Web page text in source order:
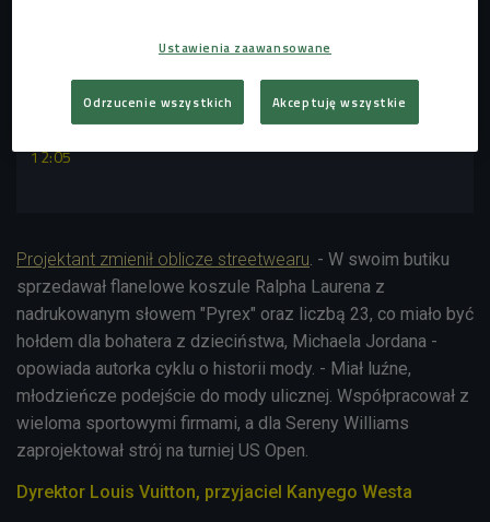
POSŁUCHAJ
12:05
Virgil Abloh - co wniósł do świata mody? (Stacja
Kultura/Czwórka)
Projektant zmienił oblicze streetwearu. - W swoim butiku
sprzedawał flanelowe koszule Ralpha Laurena z
nadrukowanym słowem "Pyrex" oraz liczbą 23, co miało być
hołdem dla bohatera z dzieciństwa, Michaela Jordana -
opowiada autorka cyklu o historii mody. - Miał luźne,
młodzieńcze podejście do mody ulicznej. Współpracował z
wieloma sportowymi firmami, a dla Sereny Williams
zaprojektował strój na turniej US Open.
Dyrektor Louis Vuitton, przyjaciel Kanyego Westa
Ustawienia zaawansowane
Odrzucenie wszystkich Akceptuję wszystkie